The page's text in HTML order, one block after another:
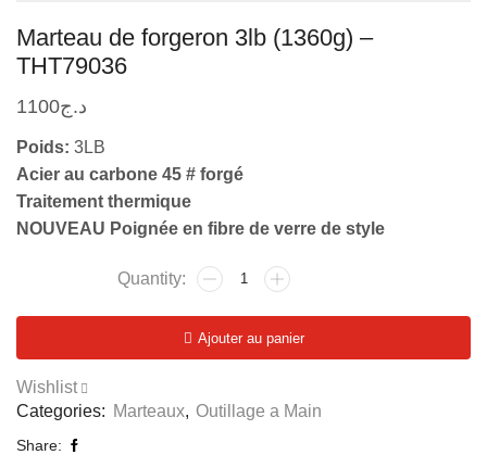
Marteau de forgeron 3lb (1360g) –
THT79036
د.ج1100
Poids: 3LB
Acier au carbone 45 # forgé
Traitement thermique
NOUVEAU Poignée en fibre de verre de style
quantité
de
(1360g)
Ajouter au panier
Wishlist
Categories: Marteaux, Outillage a Main
Share: